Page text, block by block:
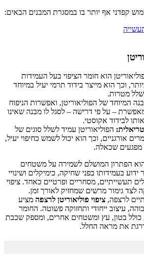
קפדני אף יותר בו במסגרת המבנים הבאים:
הוא חומר הציפוי בעל העמידות
וכך הוא מייצר בידוד תרמי יעיל במיוחד
מטרות.
המיוחד של הפוליאוריטן, ואפשרות הניפוח
– על פי דרישה – לסגל לו מבנה שאינו
לבידוד אקוסטי.
הפוליאוריטן עמיד לשלל סוגים של
אורגניים, וכך הוא יכול לשמש כחיפוי יעיל,
מפגעים שכאלה.
הפתרון המושלם לשמירה על משטחים
בעמידותו בפני שחיקה, כימיקלים ושינויי
תעשייתיים, מסחריים ופרטיים כאחד. ציפוי
גימור מרשים שמחזיק לאורך זמן.
לרצפה, ציפוי פוליאוריטן לרצפה מציע
עיצוב ייחודי ותחזוקה פשוטה. החומר
כולל בטון, עץ ומשטחים אחרים, ומספק שכבת
את מראה החלל.